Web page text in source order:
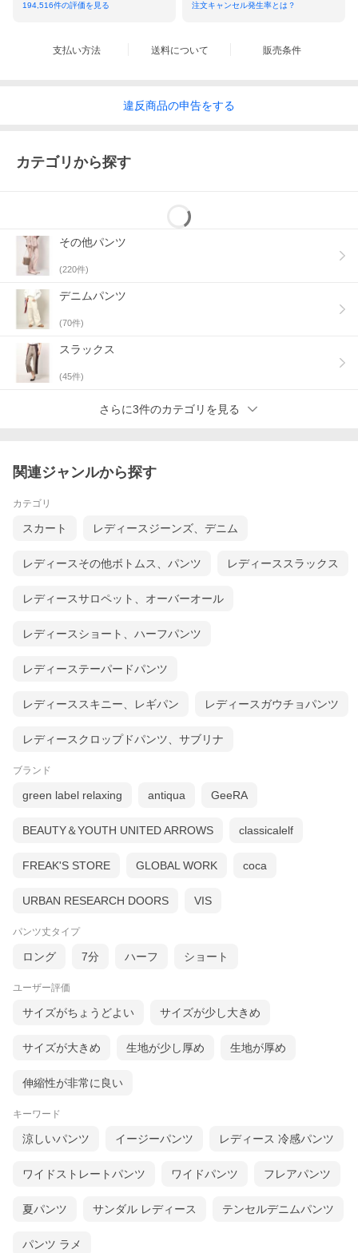
194,516件の評価を見る 注文キャンセル発生率とは？
支払い方法 送料について 販売条件
違反商品の申告をする
カテゴリから探す
その他パンツ
(220件)
デニムパンツ
(70件)
スラックス
(45件)
さらに3件のカテゴリを見る
関連ジャンルから探す
カテゴリ
スカート レディースジーンズ、デニム
レディースその他ボトムス、パンツ レディーススラックス
レディースサロペット、オーバーオール
レディースショート、ハーフパンツ
レディーステーパードパンツ
レディーススキニー、レギパン レディースガウチョパンツ
レディースクロップドパンツ、サブリナ
ブランド
green label relaxing antiqua GeeRA
BEAUTY＆YOUTH UNITED ARROWS classicalelf
FREAK'S STORE GLOBAL WORK coca
URBAN RESEARCH DOORS VIS
パンツ丈タイプ
ロング 7分 ハーフ ショート
ユーザー評価
サイズがちょうどよい サイズが少し大きめ
サイズが大きめ 生地が少し厚め 生地が厚め
伸縮性が非常に良い
キーワード
涼しいパンツ イージーパンツ レディース 冷感パンツ
ワイドストレートパンツ ワイドパンツ フレアパンツ
夏パンツ サンダル レディース テンセルデニムパンツ
パンツ ラメ